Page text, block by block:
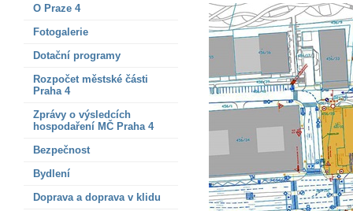
O Praze 4
Fotogalerie
Dotační programy
Rozpočet městské části
Praha 4
Zprávy o výsledcích
hospodaření MČ Praha 4
Bezpečnost
Bydlení
Doprava a doprava v klidu